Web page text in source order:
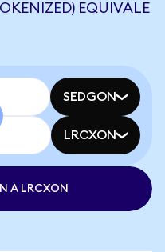
EQUIVALE
SEDGON
LRCXON
A LRCXON